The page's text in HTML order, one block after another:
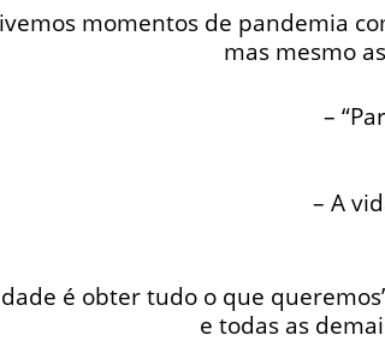
momentos de pandemia
mas mesmo
–
– A
é obter tudo o que
e todas as